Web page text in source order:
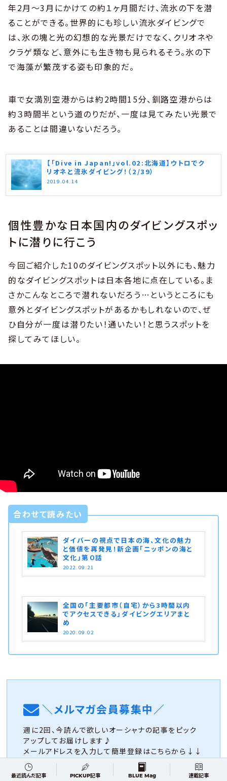
年2月〜3月にかけての約１ヶ月間だけ、流氷の下を潜
ることができる。世界的にも珍しい流氷ダイビングで
は、氷の塊と光の幻想的な光景だけでなく、クリオネや
クラゲ類など、意外にも生き物も見られるそう。氷の下
で海藻が繁茂する姿も印象的だ。
車で女満別空港からは約2時間15分、釧路空港からは
約３時間半という道のりだが、一度は見てみたい光景で
あることは間違いないだろう。
【「Dive in Japan!」vol.02:北海道】ウトロでク
リオネと流氷ダイビング！（2/39）
2019.04.14
個性豊かな日本国内のダイビングスポッ
トに潜りに行こう
今回ご紹介した10のダイビングスポット以外にも、魅力
的なダイビングスポットは日本各地に点在している。ま
さかこんなところで潜れないだろう…というところにも
意外とダイビングスポットがあるかもしれないので、ぜ
ひ自分が一度は潜りたい！通いたい！と思うスポットを
探してみてほしい。
合わせて読みたい
ダイバーの視点で日本の海、文化の魅力
と価値を再発見！新企画「ニッポンの海と
文化」第０話
2022.09.21
全国の「主要都市（自宅）から3時間以内
でアクセスできる」ダイビングエリアまと
め
2020.09.02
＼メルマガ会員募集中／
週に2回、今読んで欲しいオーシャナの記事をピック
アップしてお届けします♪
メールアドレスを入力して簡単登録はこちらから↓↓
登録
最近読んだ記事 PICKUP記事 BLUE Mag 連載記事